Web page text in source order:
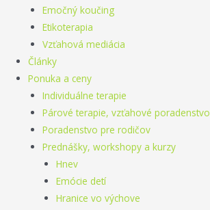
Emočný koučing
Etikoterapia
Vzťahová mediácia
Články
Ponuka a ceny
Individuálne terapie
Párové terapie, vzťahové poradenstvo
Poradenstvo pre rodičov
Prednášky, workshopy a kurzy
Hnev
Emócie detí
Hranice vo výchove